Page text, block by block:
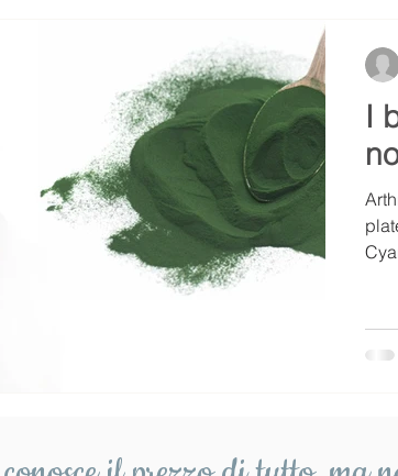
immunostimolante
dieta casalinga Diete specifiche
I